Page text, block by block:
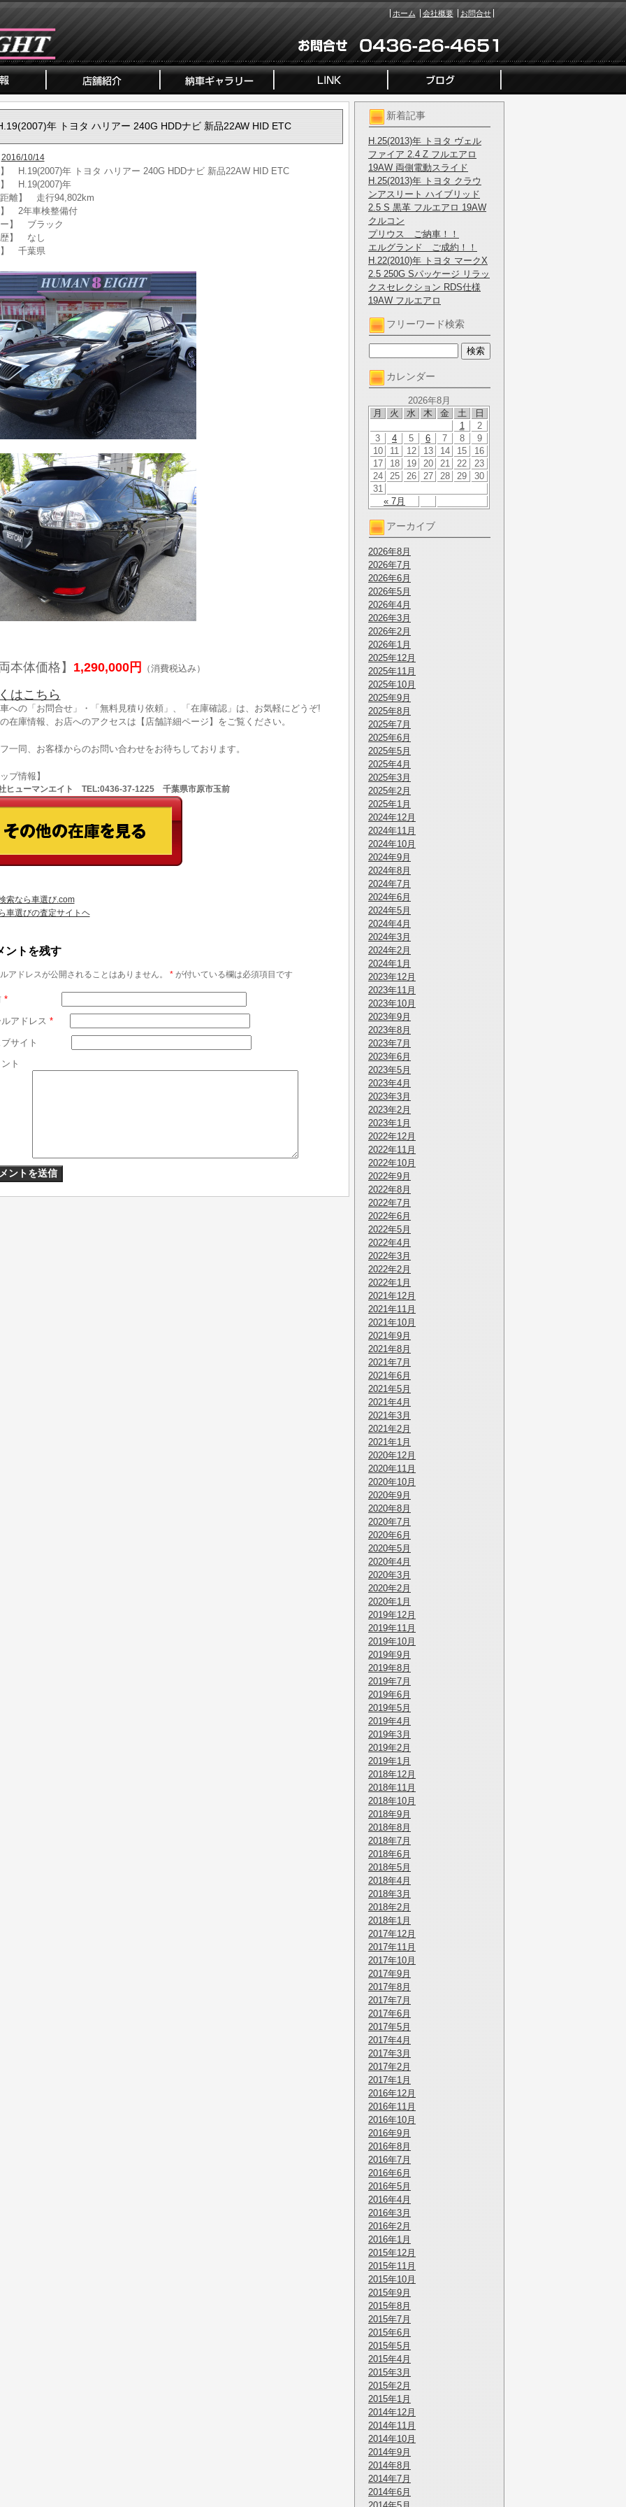
ホーム 会社概要 お問合せ
新着記事
H.25(2013)年 トヨタ ヴェル
ファイア 2.4 Z フルエアロ
19AW 両側電動スライド
H.25(2013)年 トヨタ クラウ
ンアスリート ハイブリッド
2.5 S 黒革 フルエアロ 19AW
クルコン
プリウス ご納車！！
エルグランド ご成約！！
H.22(2010)年 トヨタ マークX
2.5 250G Sパッケージ リラッ
クスセレクション RDS仕様
19AW フルエアロ
フリーワード検索
カレンダー
2026年8月
月
火 水 木 金 土 日
« 7月
1
2
3
4 5 6 7 8
9
10
11 12 13 14 15
16
17
18 19 20 21 22
23
24
25 26 27 28 29
30
31
アーカイブ
2026年8月
2026年7月
2026年6月
2026年5月
2026年4月
2026年3月
2026年2月
2026年1月
2025年12月
2025年11月
2025年10月
2025年9月
2025年8月
2025年7月
2025年6月
2025年5月
2025年4月
2025年3月
2025年2月
2025年1月
2024年12月
2024年11月
2024年10月
2024年9月
2024年8月
2024年7月
2024年6月
2024年5月
2024年4月
2024年3月
2024年2月
2024年1月
2023年12月
2023年11月
2023年10月
2023年9月
2023年8月
2023年7月
2023年6月
2023年5月
2023年4月
2023年3月
2023年2月
2023年1月
2022年12月
2022年11月
2022年10月
2022年9月
2022年8月
2022年7月
2022年6月
2022年5月
2022年4月
2022年3月
2022年2月
2022年1月
2021年12月
2021年11月
2021年10月
2021年9月
2021年8月
2021年7月
2021年6月
2021年5月
2021年4月
2021年3月
2021年2月
2021年1月
2020年12月
2020年11月
2020年10月
2020年9月
2020年8月
2020年7月
2020年6月
2020年5月
2020年4月
2020年3月
2020年2月
2020年1月
2019年12月
2019年11月
2019年10月
2019年9月
2019年8月
2019年7月
2019年6月
2019年5月
2019年4月
2019年3月
2019年2月
2019年1月
2018年12月
2018年11月
2018年10月
2018年9月
2018年8月
2018年7月
2018年6月
2018年5月
2018年4月
2018年3月
2018年2月
2018年1月
2017年12月
2017年11月
2017年10月
2017年9月
2017年8月
2017年7月
2017年6月
2017年5月
2017年4月
2017年3月
2017年2月
2017年1月
2016年12月
2016年11月
2016年10月
2016年9月
2016年8月
2016年7月
2016年6月
2016年5月
2016年4月
2016年3月
2016年2月
2016年1月
2015年12月
2015年11月
2015年10月
2015年9月
2015年8月
2015年7月
2015年6月
2015年5月
2015年4月
2015年3月
2015年2月
2015年1月
2014年12月
2014年11月
2014年10月
2014年9月
2014年8月
2014年7月
2014年6月
年 トヨタ ハリアー 240G HDDナビ 新品22AW HID ETC
2016/10/14
】 H.19(2007)年 トヨタ ハリアー 240G HDDナビ 新品22AW HID ETC
】 H.19(2007)年
距離】 走行94,802km
】 2年車検整備付
ー】 ブラック
歴】 なし
】 千葉県
本体価格】 1,290,000円 （消費税込み）
はこちら
への「お問合せ」・「無料見積り依頼」、「在庫確認」は、お気軽にどうぞ!
在庫情報、お店へのアクセスは【店舗詳細ページ】をご覧ください。
一同、お客様からのお問い合わせをお待ちしております。
ップ情報】
ヒューマンエイト TEL:0436-37-1225 千葉県市原市玉前
索なら車選び.com
車選びの査定サイトヘ
ントを残す
アドレスが公開されることはありません。 *が付いている欄は必須項目です
*
ルアドレス *
サイト
ト